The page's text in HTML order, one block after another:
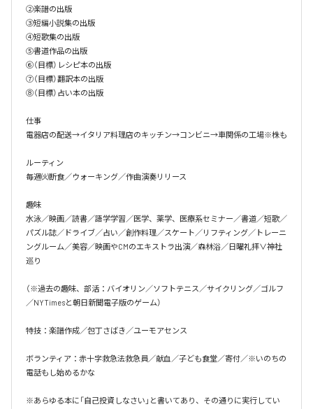
②楽譜の出版
③短編小説集の出版
④短歌集の出版
⑤書道作品の出版
⑥（目標）レシピ本の出版
⑦（目標）翻訳本の出版
⑧（目標）占い本の出版
仕事
電器店の配送→イタリア料理店のキッチン→コンビニ→車関係の工場※株も
ルーティン
毎週㈫断食／ウォーキング／作曲演奏リリース
趣味
水泳／映画／読書／語学学習／医学、薬学、医療系セミナー／書道／短歌／
パズル誌／ドライブ／占い／創作料理／スケート／リフティング／トレーニ
ングルーム／美容／映画やCMのエキストラ出演／森林浴／日曜礼拝∨神社
巡り
（※過去の趣味、部活：バイオリン／ソフトテニス／サイクリング／ゴルフ
／NYTimesと朝日新聞電子版のゲーム）
特技：楽譜作成／包丁さばき／ユーモアセンス
ボランティア：赤十字救急法救急員／献血／子ども食堂／寄付／※いのちの
電話もし始めるかな
※あらゆる本に「自己投資しなさい」と書いてあり、その通りに実行してい